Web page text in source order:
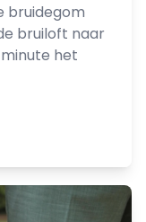
bruidegom
bruiloft naar
het